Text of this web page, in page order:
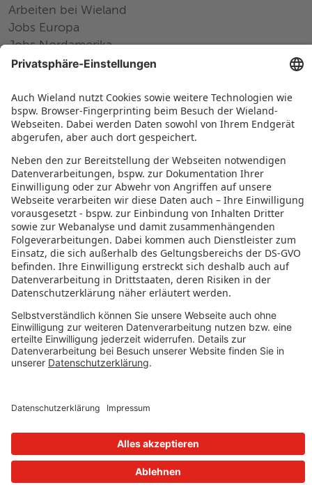
Arbeiten bei Wieland
Jobs Europa
Jobs Nordamerika
Jobs Asien
RECHTLICHES
Datenschutz
Impressum
Governance
Nutzungsbedingungen
Datenschutzeinstellungen
FOLGE UNS AUF